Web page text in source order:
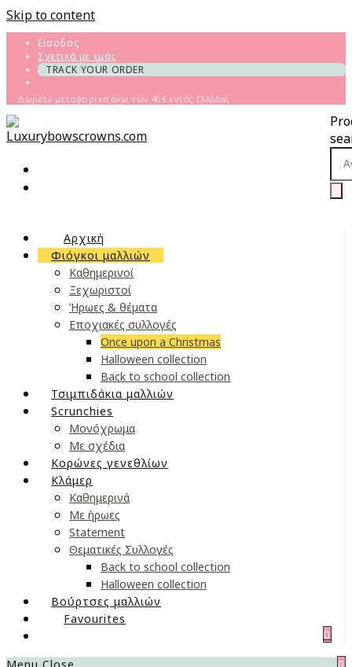
Skip to content
Είσοδος
Σχετικά με εμάς
TRACK YOUR ORDER
Δωρεάν μεταφορικά άνω των 40€ εντός Ελλάδας
Αρχική
Φιόγκοι μαλλιών
Καθημερινοί
Ξεχωριστοί
Ήρωες & θέματα
Εποχιακές συλλογές
Once upon a Christmas
Halloween collection
Back to school collection
Τσιμπιδάκια μαλλιών
Scrunchies
Μονόχρωμα
Με σχέδια
Κορώνες γενεθλίων
Κλάμερ
Καθημερινά
Με ήρωες
Statement
Θεματικές Συλλογές
Back to school collection
Halloween collection
Βούρτσες μαλλιών
Favourites
0